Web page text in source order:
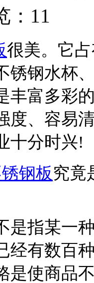
11
很美。它
锈钢水杯
丰富多彩
度、容易
十分时兴!
钢板究竟
指某一种
经有数百
是使商品